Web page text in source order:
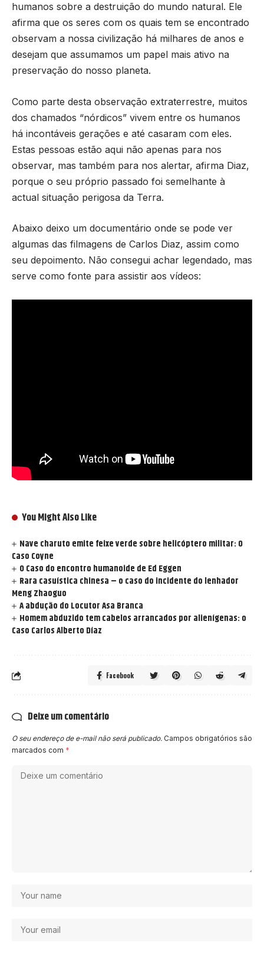
humanos sobre a destruição do mundo natural. Ele
afirma que os seres com os quais tem se encontrado
observam a nossa civilização há milhares de anos e
desejam que assumamos um papel mais ativo na
preservação do nosso planeta.
Como parte desta observação extraterrestre, muitos
dos chamados “nórdicos” vivem entre os humanos
há incontáveis gerações e até casaram com eles.
Estas pessoas estão aqui não apenas para nos
observar, mas também para nos alertar, afirma Diaz,
porque o seu próprio passado foi semelhante à
actual situação perigosa da Terra.
Abaixo deixo um documentário onde se pode ver
algumas das filmagens de Carlos Diaz, assim como
seu depoimento. Não consegui achar legendado, mas
serve como fonte para assistir aos vídeos:
You Might Also Like
Nave charuto emite feixe verde sobre helicóptero militar: O
Caso Coyne
O Caso do encontro humanoide de Ed Eggen
Rara casuística chinesa – o caso do incidente do lenhador
Meng Zhaoguo
A abdução do Locutor Asa Branca
Homem abduzido tem cabelos arrancados por alienígenas: o
Caso Carlos Alberto Díaz
Facebook
Deixe um comentário
O seu endereço de e-mail não será publicado. Campos obrigatórios são
marcados com *